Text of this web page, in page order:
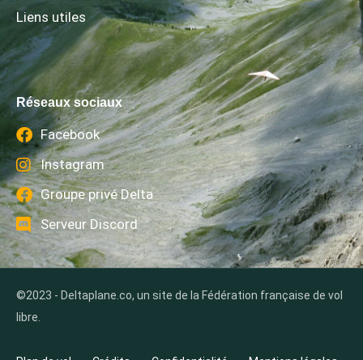
Liens utiles
Réseaux sociaux
Facebook
Instagram
Groupe privé Delta
Serveur Discord
©2023 - Deltaplane.co, un site de la Fédération française de vol
libre.